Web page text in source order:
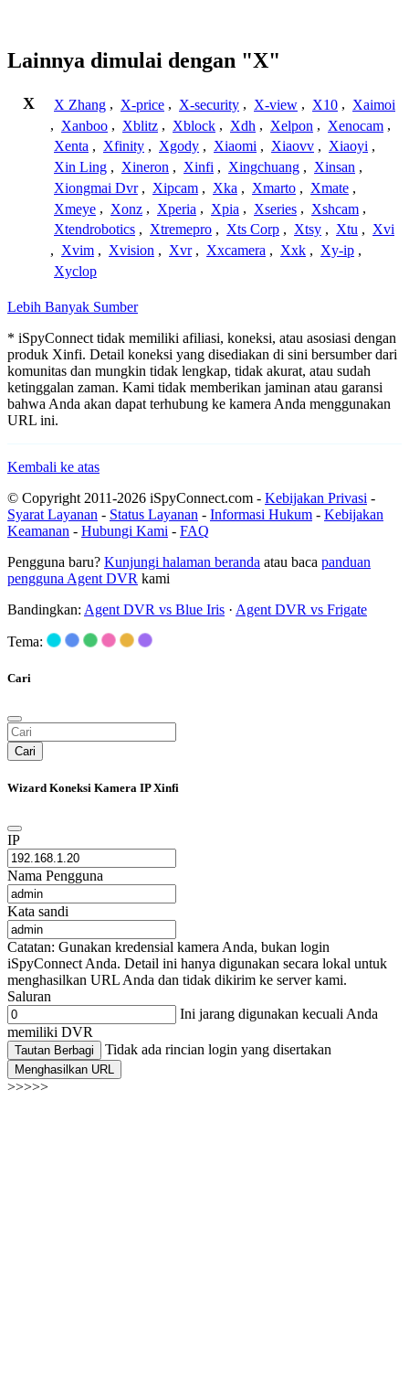
Lainnya dimulai dengan "X"
X X Zhang , X-price , X-security , X-view , X10 , Xaimoi
, Xanboo , Xblitz , Xblock , Xdh , Xelpon , Xenocam ,
Xenta , Xfinity , Xgody , Xiaomi , Xiaovv , Xiaoyi ,
Xin Ling , Xineron , Xinfi , Xingchuang , Xinsan ,
Xiongmai Dvr , Xipcam , Xka , Xmarto , Xmate ,
Xmeye , Xonz , Xperia , Xpia , Xseries , Xshcam ,
Xtendrobotics , Xtremepro , Xts Corp , Xtsy , Xtu , Xvi
, Xvim , Xvision , Xvr , Xxcamera , Xxk , Xy-ip ,
Xyclop
Lebih Banyak Sumber
* iSpyConnect tidak memiliki afiliasi, koneksi, atau asosiasi dengan
produk Xinfi. Detail koneksi yang disediakan di sini bersumber dari
komunitas dan mungkin tidak lengkap, tidak akurat, atau sudah
ketinggalan zaman. Kami tidak memberikan jaminan atau garansi
bahwa Anda akan dapat terhubung ke kamera Anda menggunakan
URL ini.
Kembali ke atas
© Copyright 2011-2026 iSpyConnect.com - Kebijakan Privasi -
Syarat Layanan - Status Layanan - Informasi Hukum - Kebijakan
Keamanan - Hubungi Kami - FAQ
Pengguna baru? Kunjungi halaman beranda atau baca panduan
pengguna Agent DVR kami
Bandingkan: Agent DVR vs Blue Iris · Agent DVR vs Frigate
Tema:
Cari
Cari
Wizard Koneksi Kamera IP Xinfi
IP
Nama Pengguna
Kata sandi
Catatan: Gunakan kredensial kamera Anda, bukan login
iSpyConnect Anda. Detail ini hanya digunakan secara lokal untuk
menghasilkan URL Anda dan tidak dikirim ke server kami.
Saluran
Ini jarang digunakan kecuali Anda
memiliki DVR
Tautan Berbagi Tidak ada rincian login yang disertakan
Menghasilkan URL
>>>>>